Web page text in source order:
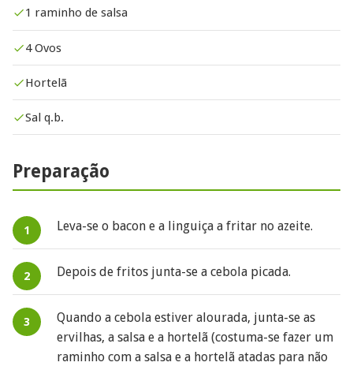
1 raminho de salsa
4 Ovos
Hortelã
Sal q.b.
Preparação
Leva-se o bacon e a linguiça a fritar no azeite.
Depois de fritos junta-se a cebola picada.
Quando a cebola estiver alourada, junta-se as
ervilhas, a salsa e a hortelã (costuma-se fazer um
raminho com a salsa e a hortelã atadas para não